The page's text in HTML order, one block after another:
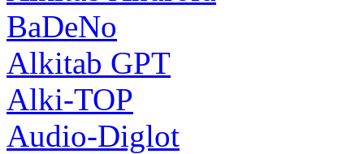
BaDeNo
Alkitab GPT
Alki-TOP
Audio-Diglot